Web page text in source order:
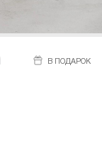
В ПОДАРОК